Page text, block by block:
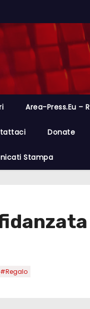
Area-Press.eu –
Donate
Stampa
#Regalo